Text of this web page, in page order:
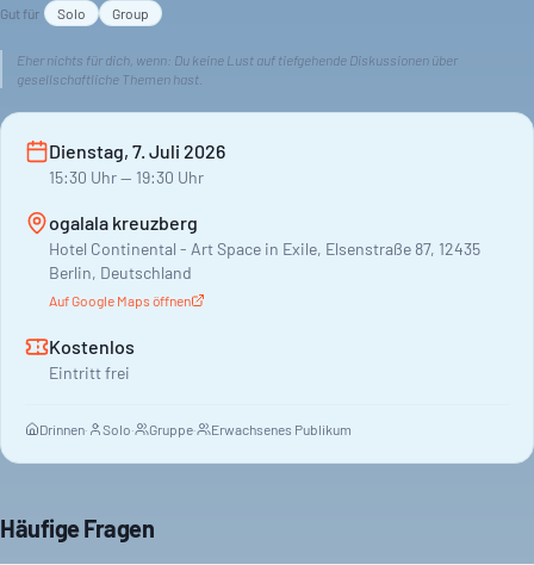
Gut für Solo Group
Eher nichts für dich, wenn: Du keine Lust auf tiefgehende Diskussionen über
gesellschaftliche Themen hast.
Dienstag, 7. Juli 2026
15:30 Uhr— 19:30 Uhr
ogalala kreuzberg
Hotel Continental - Art Space in Exile, Elsenstraße 87, 12435
Berlin, Deutschland
Auf Google Maps öffnen
Kostenlos
Eintritt frei
Drinnen· Solo· Gruppe· Erwachsenes Publikum
Häufige Fragen